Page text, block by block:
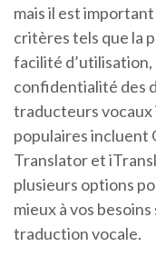
mais il est
critères tels que la
facilité
confidentialité des
traducteurs vocaux
populaires incluent
Translator et
plusieurs options
mieux à vos
traduction vocale.